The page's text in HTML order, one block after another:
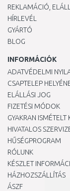
REKLAMÁCIÓ,
HÍRLEVÉL
GYÁRTÓ
BLOG
INFORMÁCIÓK
ADATVÉDELMI
CSAPTELEP
ELÁLLÁSI JOG
FIZETÉSI MÓDOK
GYAKRAN ISMÉTELT
HIVATALOS
HŰSÉGPROGRAM
RÓLUNK
KÉSZLET
HÁZHOZSZÁLLÍTÁS
ÁSZF